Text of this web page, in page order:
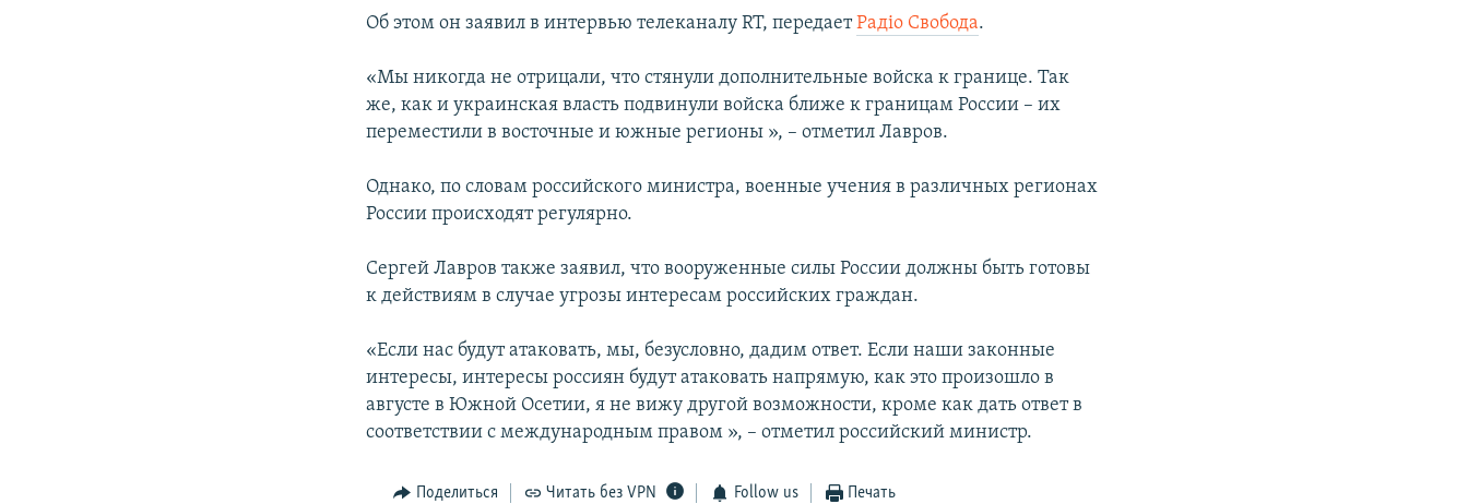
Об этом он заявил в интервью телеканалу RT, передаетРадіо Свобода.
«Мы никогда не отрицали, что стянули дополнительные войска к границе. Так
же, как и украинская власть подвинули войска ближе к границам России – их
переместили в восточные и южные регионы », – отметил Лавров.
Однако, по словам российского министра, военные учения в различных регионах
России происходят регулярно.
Сергей Лавров также заявил, что вооруженные силы России должны быть готовы
к действиям в случае угрозы интересам российских граждан.
«Если нас будут атаковать, мы, безусловно, дадим ответ. Если наши законные
интересы, интересы россиян будут атаковать напрямую, как это произошло в
августе в Южной Осетии, я не вижу другой возможности, кроме как дать ответ в
соответствии с международным правом », – отметил российский министр.
Поделиться Читать без VPN Follow us Печать